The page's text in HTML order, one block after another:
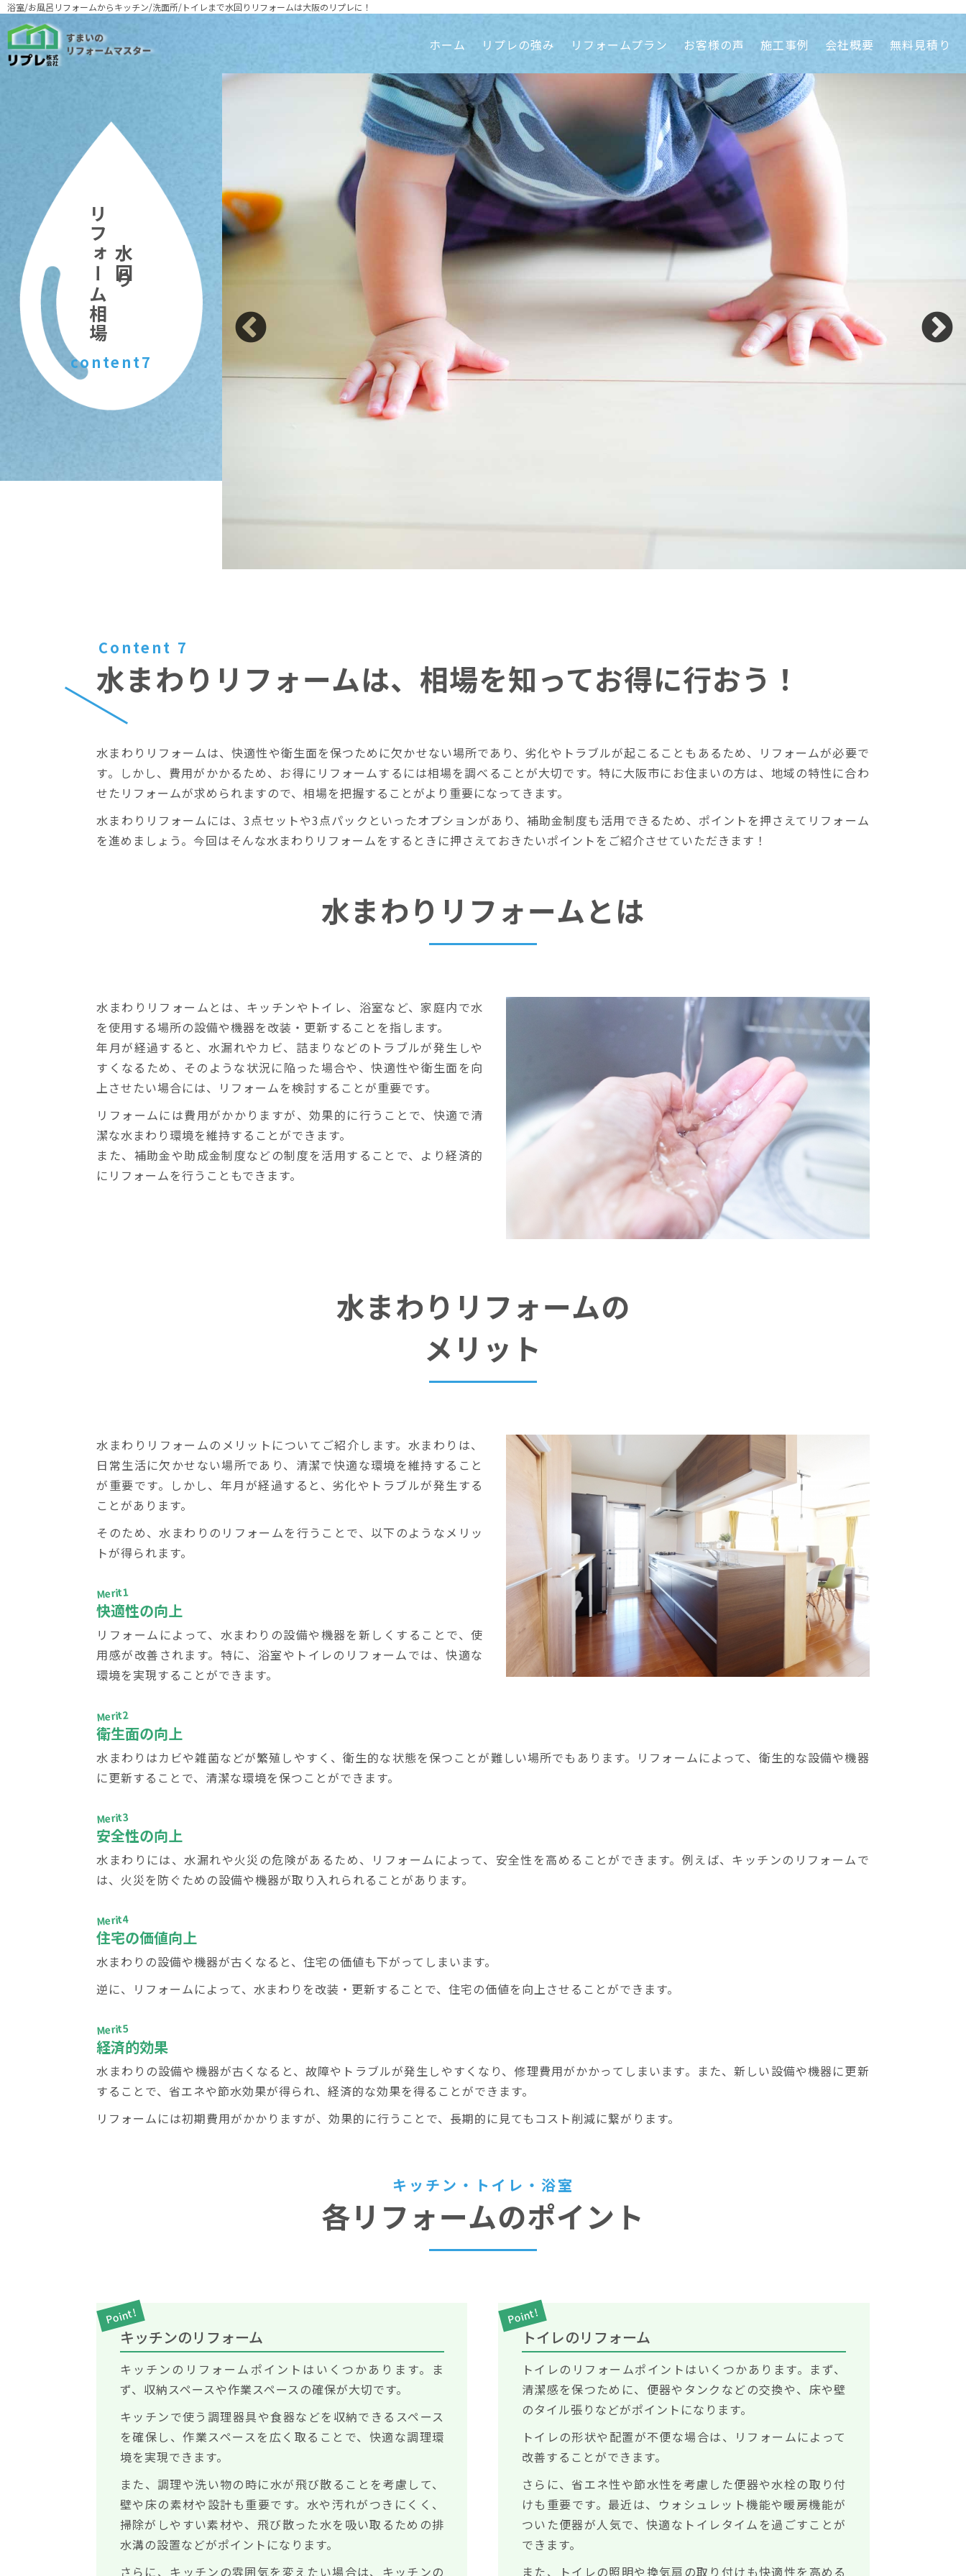
浴室/お風呂リフォームからキッチン/洗面所/トイレまで水回りリフォームは大阪のリプレに！
ホーム リプレの強み リフォームプラン お客様の声 施工事例 会社概要 無料見積り
水回り
リフォーム相場
content7
Content 7
水まわりリフォームは、相場を知ってお得に行おう！
水まわりリフォームは、快適性や衛生面を保つために欠かせない場所であり、劣化やトラブルが起こることもあるため、リフォームが必要で
す。しかし、費用がかかるため、お得にリフォームするには相場を調べることが大切です。特に大阪市にお住まいの方は、地域の特性に合わ
せたリフォームが求められますので、相場を把握することがより重要になってきます。
水まわりリフォームには、3点セットや3点パックといったオプションがあり、補助金制度も活用できるため、ポイントを押さえてリフォーム
を進めましょう。今回はそんな水まわりリフォームをするときに押さえておきたいポイントをご紹介させていただきます！
水まわりリフォームとは
水まわりリフォームとは、キッチンやトイレ、浴室など、家庭内で水
を使用する場所の設備や機器を改装・更新することを指します。
年月が経過すると、水漏れやカビ、詰まりなどのトラブルが発生しや
すくなるため、そのような状況に陥った場合や、快適性や衛生面を向
上させたい場合には、リフォームを検討することが重要です。
リフォームには費用がかかりますが、効果的に行うことで、快適で清
潔な水まわり環境を維持することができます。
また、補助金や助成金制度などの制度を活用することで、より経済的
にリフォームを行うこともできます。
水まわりリフォームの
メリット
水まわりリフォームのメリットについてご紹介します。水まわりは、
日常生活に欠かせない場所であり、清潔で快適な環境を維持すること
が重要です。しかし、年月が経過すると、劣化やトラブルが発生する
ことがあります。
そのため、水まわりのリフォームを行うことで、以下のようなメリッ
トが得られます。
Merit1
快適性の向上
リフォームによって、水まわりの設備や機器を新しくすることで、使
用感が改善されます。特に、浴室やトイレのリフォームでは、快適な
環境を実現することができます。
Merit2
衛生面の向上
水まわりはカビや雑菌などが繁殖しやすく、衛生的な状態を保つことが難しい場所でもあります。リフォームによって、衛生的な設備や機器
に更新することで、清潔な環境を保つことができます。
Merit3
安全性の向上
水まわりには、水漏れや火災の危険があるため、リフォームによって、安全性を高めることができます。例えば、キッチンのリフォームで
は、火災を防ぐための設備や機器が取り入れられることがあります。
Merit4
住宅の価値向上
水まわりの設備や機器が古くなると、住宅の価値も下がってしまいます。
逆に、リフォームによって、水まわりを改装・更新することで、住宅の価値を向上させることができます。
Merit5
経済的効果
水まわりの設備や機器が古くなると、故障やトラブルが発生しやすくなり、修理費用がかかってしまいます。また、新しい設備や機器に更新
することで、省エネや節水効果が得られ、経済的な効果を得ることができます。
リフォームには初期費用がかかりますが、効果的に行うことで、長期的に見てもコスト削減に繋がります。
キッチン・トイレ・浴室
各リフォームのポイント
Point!
キッチンのリフォーム
キッチンのリフォームポイントはいくつかあります。ま
ず、収納スペースや作業スペースの確保が大切です。
キッチンで使う調理器具や食器などを収納できるスペース
を確保し、作業スペースを広く取ることで、快適な調理環
境を実現できます。
また、調理や洗い物の時に水が飛び散ることを考慮して、
壁や床の素材や設計も重要です。水や汚れがつきにくく、
掃除がしやすい素材や、飛び散った水を吸い取るための排
水溝の設置などがポイントになります。
さらに、キッチンの雰囲気を変えたい場合は、キッチンの
Point!
トイレのリフォーム
トイレのリフォームポイントはいくつかあります。まず、
清潔感を保つために、便器やタンクなどの交換や、床や壁
のタイル張りなどがポイントになります。
トイレの形状や配置が不便な場合は、リフォームによって
改善することができます。
さらに、省エネ性や節水性を考慮した便器や水栓の取り付
けも重要です。最近は、ウォシュレット機能や暖房機能が
ついた便器が人気で、快適なトイレタイムを過ごすことが
できます。
また、トイレの照明や換気扇の取り付けも快適性を高める